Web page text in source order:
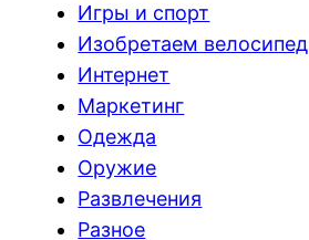
Игры и спорт
Изобретаем велосипед
Интернет
Маркетинг
Одежда
Оружие
Развлечения
Разное